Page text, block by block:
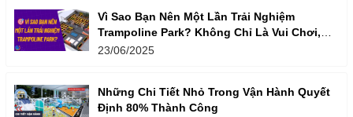
Vì Sao Bạn Nên Một Lần Trải Nghiệm
Trampoline Park? Không Chỉ Là Vui Chơi,
Mà Còn Là Một Lối Sống Năng Động!
23/06/2025
Những Chi Tiết Nhỏ Trong Vận Hành Quyết
Định 80% Thành Công